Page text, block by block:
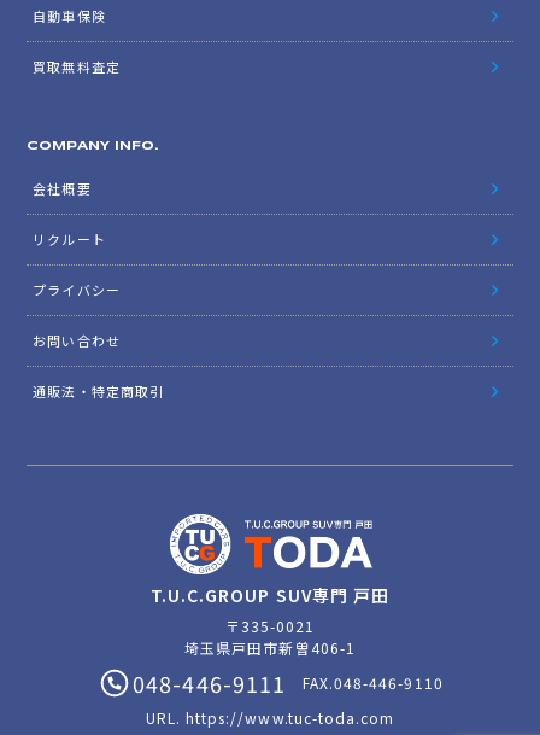
自動車保険
買取無料査定
COMPANY INFO.
会社概要
リクルート
プライバシー
お問い合わせ
通販法・特定商取引
T.U.C.GROUP SUV専門 戸田
〒335-0021
埼玉県戸田市新曽406-1
048-446-9111
FAX.048-446-9110
URL.https://www.tuc-toda.com